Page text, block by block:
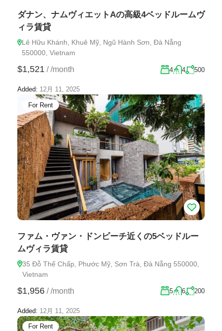
ダナン、ナムヴィエットAの高級4ベッドルームヴ
ィラ賃貸
Lê Hữu Khánh, Khuê Mỹ, Ngũ Hành Sơn, Đà Nẵng
550000, Vietnam
$1,521 / /month 4 4 500
Added: 12月 11, 2025
For Rent
ファム・ヴァン・ドンビーチ近くの5ベッドルー
ムヴィラ賃貸
35 Đỗ Thế Chấp, Phước Mỹ, Sơn Trà, Đà Nẵng 550000,
Vietnam
$1,956 / /month 5 6 200
Added: 12月 11, 2025
For Rent